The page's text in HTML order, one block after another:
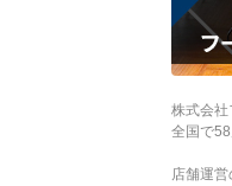
株式会社
全国で
店舗運